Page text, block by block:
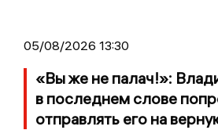
05/08/2026 13:30
«Вы же не палач!»:
в последнем слове
отправлять его на